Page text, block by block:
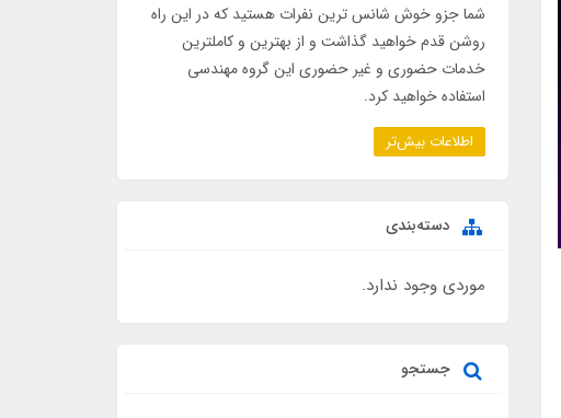
شما جزو خوش شانس ترین نفرات هستید که در این راه
روشن قدم خواهید گذاشت و از بهترین و کاملترین
خدمات حضوری و غیر حضوری این گروه مهندسی
استفاده خواهید کرد.
اطلاعات بیش‌تر
دسته‌بندی
موردی وجود ندارد.
جستجو